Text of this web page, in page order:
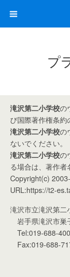
プ
滝沢第二小学校の
び国際著作権条約
滝沢第二小学校の
ないでください。
滝沢第二小学校の
る場合は、著作者
Copyright(c)
URL:https://t2-
滝沢市立滝沢第二
岩手県滝沢市巣
Tel:019-688-
Fax:019-688-